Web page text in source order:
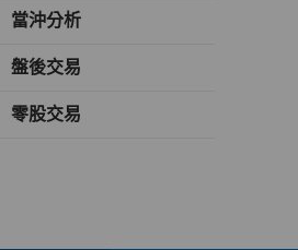
當沖分析
盤後交易
零股交易